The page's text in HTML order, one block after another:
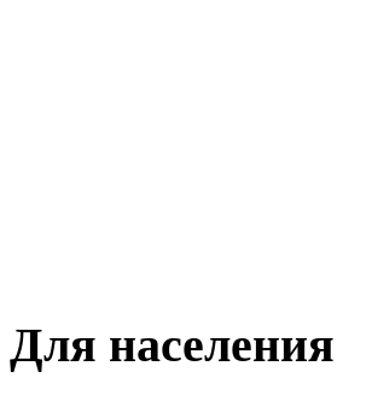
Для населения